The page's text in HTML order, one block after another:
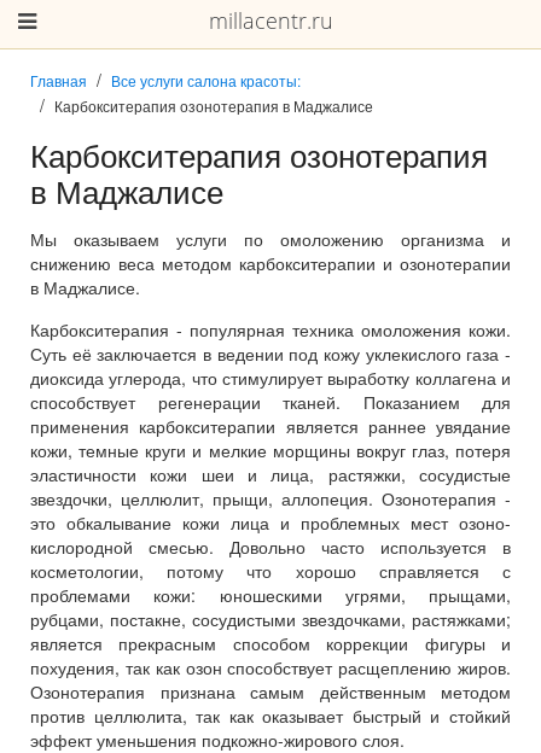
millacentr.ru
Главная
Все услуги салона красоты:
Карбокситерапия озонотерапия в Маджалисе
Карбокситерапия озонотерапия
в Маджалисе
Мы оказываем услуги по омоложению организма и
снижению веса методом карбокситерапии и озонотерапии
в Маджалисе.
Карбокситерапия - популярная техника омоложения кожи.
Суть её заключается в ведении под кожу уклекислого газа -
диоксида углерода, что стимулирует выработку коллагена и
способствует регенерации тканей. Показанием для
применения карбокситерапии является раннее увядание
кожи, темные круги и мелкие морщины вокруг глаз, потеря
эластичности кожи шеи и лица, растяжки, сосудистые
звездочки, целлюлит, прыщи, аллопеция. Озонотерапия -
это обкалывание кожи лица и проблемных мест озоно-
кислородной смесью. Довольно часто используется в
косметологии, потому что хорошо справляется с
проблемами кожи: юношескими угрями, прыщами,
рубцами, постакне, сосудистыми звездочками, растяжками;
является прекрасным способом коррекции фигуры и
похудения, так как озон способствует расщеплению жиров.
Озонотерапия признана самым действенным методом
против целлюлита, так как оказывает быстрый и стойкий
эффект уменьшения подкожно-жирового слоя.